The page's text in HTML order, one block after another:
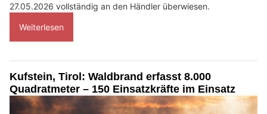
27.05.2026 vollständig an den Händler überwiesen.
Weiterlesen
Kufstein, Tirol: Waldbrand erfasst 8.000
Quadratmeter – 150 Einsatzkräfte im Einsatz